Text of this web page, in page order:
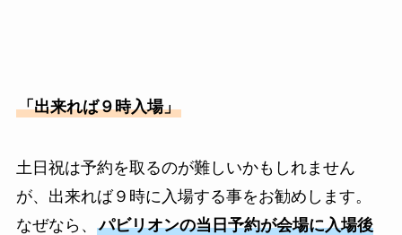
「出来れば９時入場」
土日祝は予約を取るのが難しいかもしれません
が、出来れば９時に入場する事をお勧めします。
なぜなら、 パビリオンの当日予約が会場に入場後